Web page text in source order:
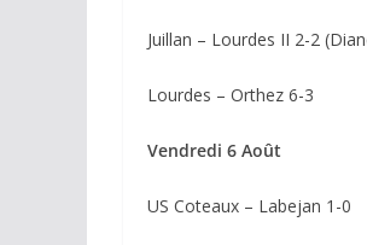
Juillan – Lourdes II 2-2
Lourdes – Orthez 6-3
Vendredi 6 Août
US Coteaux – Labejan 1-0